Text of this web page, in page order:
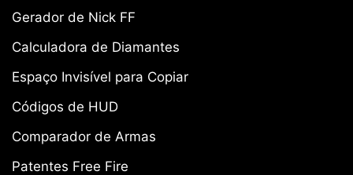
Gerador de Nick FF
Calculadora de Diamantes
Espaço Invisível para Copiar
Códigos de HUD
Comparador de Armas
Patentes Free Fire